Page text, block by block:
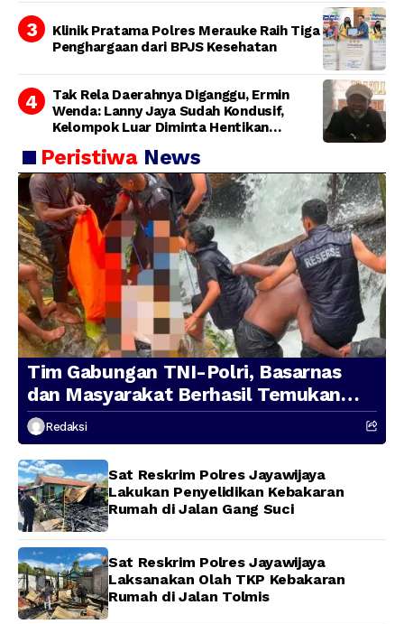
Klinik Pratama Polres Merauke Raih Tiga
Penghargaan dari BPJS Kesehatan
Tak Rela Daerahnya Diganggu, Ermin
Wenda: Lanny Jaya Sudah Kondusif,
Kelompok Luar Diminta Hentikan
Peristiwa News
Tim Gabungan TNI-Polri, Basarnas
dan Masyarakat Berhasil Temukan
Presenter TVRI Papua Barat yang
Hilang di Sungai Memti
Redaksi
Sat Reskrim Polres Jayawijaya
Lakukan Penyelidikan Kebakaran
Rumah di Jalan Gang Suci
Sat Reskrim Polres Jayawijaya
Laksanakan Olah TKP Kebakaran
Rumah di Jalan Tolmis